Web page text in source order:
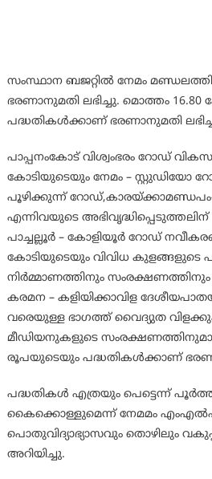
സംസ്ഥാന ബജറ്റിൽ നേമം
ഭരണാനുമതി ലഭിച്ചു. മൊത്തം
പദ്ധതികൾക്കാണ് ഭരണാനുമതി
പാപ്പനംകോട് വിശ്വംഭരം റോഡ്
കോടിയുടെയും നേമം – സ്റ്റുഡിയോ
പൂഴിക്കുന്ന്
എന്നിവയുടെ
പാച്ചല്ലൂർ – കോളിയൂർ റോഡ്
കോടിയുടെയും വിവിധ കുളങ്ങളുടെ
നിർമ്മാണത്തിനും
കരമന – കളിയിക്കാവിള
വരെയുള്ള ഭാഗത്ത് വൈദ്യുത
മീഡിയനുകളുടെ
രൂപയുടെയും പദ്ധതികൾക്കാണ്
പദ്ധതികൾ എത്രയും പെട്ടെന്ന്
കൈക്കൊള്ളുമെന്ന് നേമമം
പൊതുവിദ്യാഭ്യാസവും തൊഴിലും വകുപ്പ്
അറിയിച്ചു.